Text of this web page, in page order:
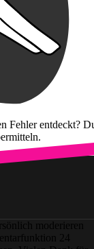
Fehler entdeckt?
moderieren
24